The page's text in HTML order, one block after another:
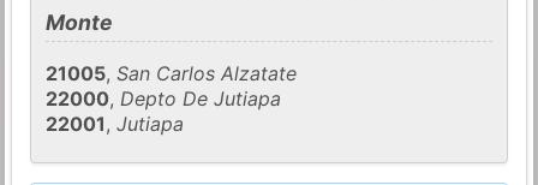
Monte
21005,San Carlos Alzatate
22000,Depto De Jutiapa
22001,Jutiapa